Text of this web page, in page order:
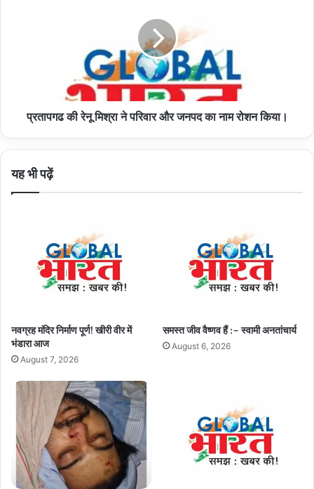
प्रतापगढ की रेनू मिश्रा ने परिवार और जनपद का नाम रोशन किया।
यह भी पढ़ें
नवग्रह मंदिर निर्माण पूर्ण! खीरी वीर में
भंडारा आज
August 7, 2026
समस्त जीव वैष्णव हैं :– स्वामी अनतांचार्य
August 6, 2026